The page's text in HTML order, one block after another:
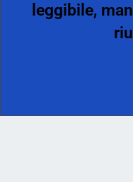
leggibile,